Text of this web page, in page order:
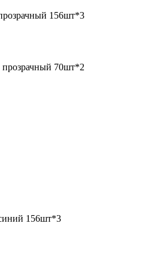
156шт*3
прозрачный 70шт*2
156шт*3